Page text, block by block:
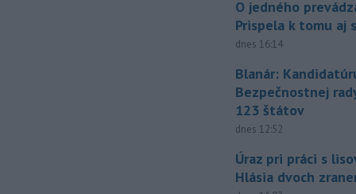
O jedného
Prispela k tomu aj
dnes 16:14
Blanár:
Bezpečnostnej
123 štátov
dnes 12:52
Úraz pri práci s
Hlásia dvoch